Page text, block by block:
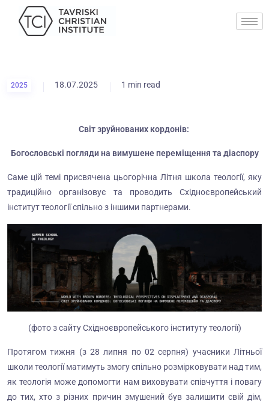
2025 18.07.2025 1 min read
Світ зруйнованих кордонів:
Богословські погляди на вимушене переміщення та діаспору
Саме цій темі присвячена цьогорічна Літня школа теології, яку
традиційно організовує та проводить Східноєвропейський
інститут теології спільно з іншими партнерами.
(фото з сайту Східноєвропейського інституту теології)
Протягом тижня (з 28 липня по 02 серпня) учасники Літньої
школи теології матимуть змогу спільно розмірковувати над тим,
як теологія може допомогти нам виховувати співчуття і повагу
до тих, хто з різних причин змушений був залишити свій дім,